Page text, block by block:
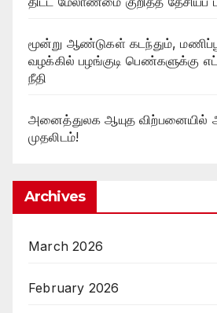
மூன்று ஆண்டுகள் கடந்தும்,
வழக்கில் பழங்குடி பெண்களுக்கு
நீதி
அனைத்துலக ஆயுத விற்பனையில்
முதலிடம்!
Archives
March 2026
February 2026